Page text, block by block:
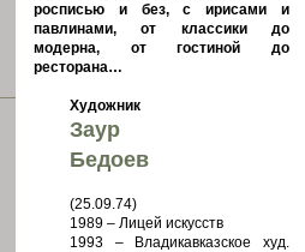
росписью и без, с ирисами и
павлинами, от классики до
модерна, от гостиной до
ресторана…
Художник
Заур
Бедоев
(25.09.74)
1989 – Лицей искусств
1993 – Владикавказское худ.